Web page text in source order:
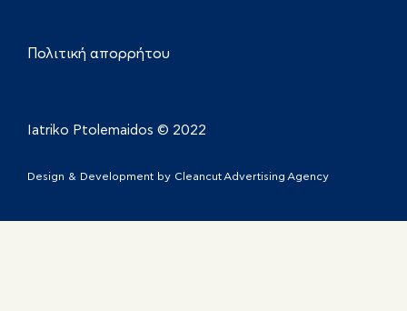
Πολιτική απορρήτου
Iatriko Ptolemaidos © 2022
Design & Development by Cleancut Advertising Agency